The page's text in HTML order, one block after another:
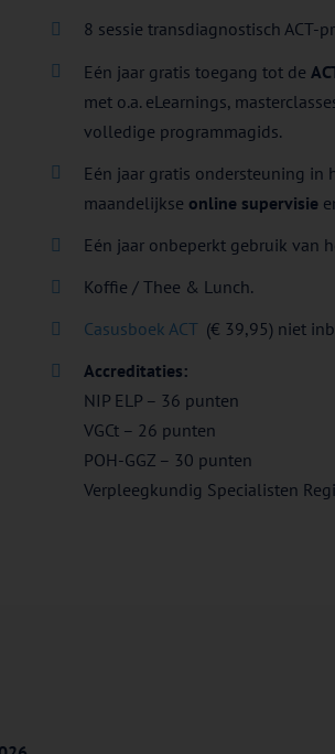
8 sessie transdiagnostisch ACT-
Eén jaar gratis toegang tot de
met o.a. eLearnings,
volledige programmagids.
Eén jaar gratis ondersteuning in
maandelijkse online supervisie
Eén jaar onbeperkt gebruik van
Koffie / Thee & Lunch.
Casusboek ACT(€ 39,95) niet
Accreditaties:
NIP ELP – 36 punten
VGCt – 26 punten
POH-GGZ – 30 punten
Verpleegkundig Specialisten